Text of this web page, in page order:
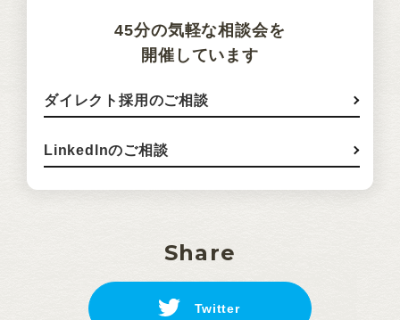
45分の気軽な相談会を
開催しています
ダイレクト採用のご相談
Linkedlnのご相談
Share
Twitter